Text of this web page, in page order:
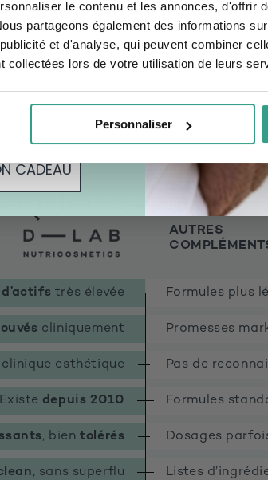
le contenu et les annonces, d'offrir
partageons également des informations
et d'analyse, qui peuvent combiner
collectées lors de votre utilisation de leurs
Personnaliser
CHOISIR
AUTRES
très élevée Formules plus
cliniquement Promesses
clinique esthétique Pas de
Existe depuis 2010 Formules
, bientolérés Dosages
, sans superflu Listes
?
Cheveux
de recevoir des offres
de
CADEAU